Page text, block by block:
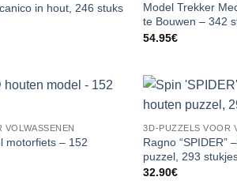
in hout, 246 stuks
Model Trekker
te Bouwen – 342
54.95€
motorfiets – 152
3D-PUZZELS VOOR
Ragno “SPIDER”
puzzel, 293
32.90€